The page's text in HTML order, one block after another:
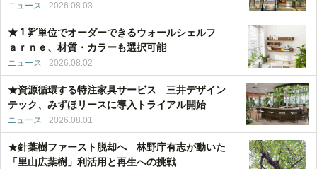
ニュース 2026.08.03
★１㌢単位でオーダーできるウォールシェルフ
ａｒｎｅ、材質・カラーも選択可能
ニュース 2026.08.02
★資源循環する特注家具サービス 三井デザイン
テック、みずほリースに導入トライアル開始
ニュース 2026.08.01
★針葉樹ファースト脱却へ 林野庁有志が動いた
「里山広葉樹」利活用と再生への挑戦